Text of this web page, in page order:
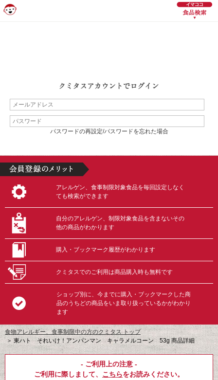
パスワードの再設定/パスワードを忘れた場合
アレルゲン、食事制限対象食品を毎回設定しなく
ても検索ができます
自分のアレルゲン、制限対象食品を含まないその
他の商品がわかります
購入・ブックマーク履歴がわかります
クミタスでのご利用は商品購入時も無料です
ショップ別に、今までに購入・ブックマークした商
品のうちどの商品をいま取り扱っているかがわかり
ます
食物アレルギー、食事制限中の方のクミタス トップ
＞東ハト それいけ！アンパンマン キャラメルコーン 53g 商品詳細
- ご利用上の注意 -
ご利用に際しまして、 こちらをお読みください。